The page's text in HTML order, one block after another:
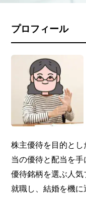
プロフィール
株主優待を目的とし
当の優待と配当を
優待銘柄を選ぶ人
就職し、結婚を機